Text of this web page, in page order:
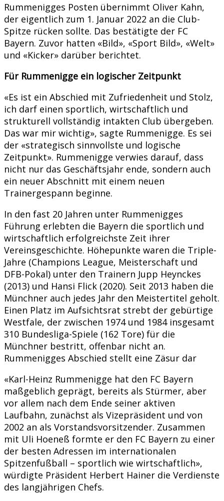
Rummenigges Posten übernimmt Oliver Kahn,
der eigentlich zum 1. Januar 2022 an die Club-
Spitze rücken sollte. Das bestätigte der FC
Bayern. Zuvor hatten «Bild», «Sport Bild», «Welt»
und «Kicker» darüber berichtet.
Für Rummenigge ein logischer Zeitpunkt
«Es ist ein Abschied mit Zufriedenheit und Stolz,
ich darf einen sportlich, wirtschaftlich und
strukturell vollständig intakten Club übergeben.
Das war mir wichtig», sagte Rummenigge. Es sei
der «strategisch sinnvollste und logische
Zeitpunkt». Rummenigge verwies darauf, dass
nicht nur das Geschäftsjahr ende, sondern auch
ein neuer Abschnitt mit einem neuen
Trainergespann beginne.
In den fast 20 Jahren unter Rummenigges
Führung erlebten die Bayern die sportlich und
wirtschaftlich erfolgreichste Zeit ihrer
Vereinsgeschichte. Höhepunkte waren die Triple-
Jahre (Champions League, Meisterschaft und
DFB-Pokal) unter den Trainern Jupp Heynckes
(2013) und Hansi Flick (2020). Seit 2013 haben die
Münchner auch jedes Jahr den Meistertitel geholt.
Einen Platz im Aufsichtsrat strebt der gebürtige
Westfale, der zwischen 1974 und 1984 insgesamt
310 Bundesliga-Spiele (162 Tore) für die
Münchner bestritt, offenbar nicht an.
Rummenigges Abschied stellt eine Zäsur dar
«Karl-Heinz Rummenigge hat den FC Bayern
maßgeblich geprägt, bereits als Stürmer, aber
vor allem nach dem Ende seiner aktiven
Laufbahn, zunächst als Vizepräsident und von
2002 an als Vorstandsvorsitzender. Zusammen
mit Uli Hoeneß formte er den FC Bayern zu einer
der besten Adressen im internationalen
Spitzenfußball – sportlich wie wirtschaftlich»,
würdigte Präsident Herbert Hainer die Verdienste
des langjährigen Chefs.